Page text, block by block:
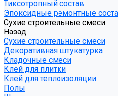
Тиксотропный состав
Эпоксидные ремонтные
Сухие строительные смеси
Назад
Сухие строительные смеси
Декоративная штукатурка
Кладочные смеси
Клей для плитки
Клей для теплоизоляции
Полы